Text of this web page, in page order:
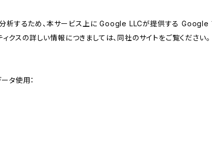
分析するため、本サービス上に Google LLCが提供する Google
スの詳しい情報につきましては、同社のサイトをご覧ください。
タ使用：